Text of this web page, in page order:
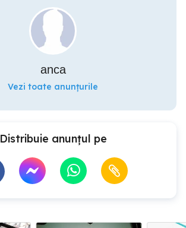
anca
Vezi toate anunțurile
Distribuie anunțul pe